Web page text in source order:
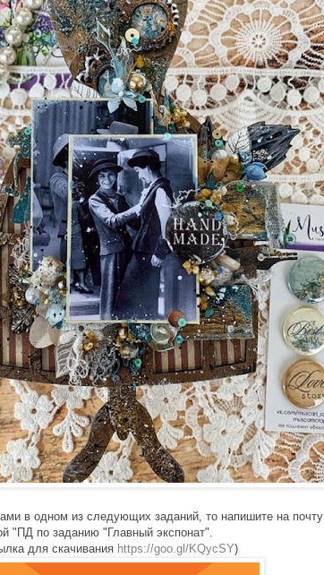
в одном из следующих заданий, то напишите на почту
"ПД по заданию "Главный экспонат".
для скачивания https://goo.gl/KQycSY)